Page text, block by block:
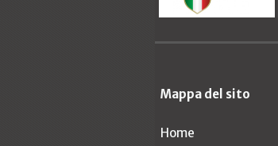
Mappa del sito
Home